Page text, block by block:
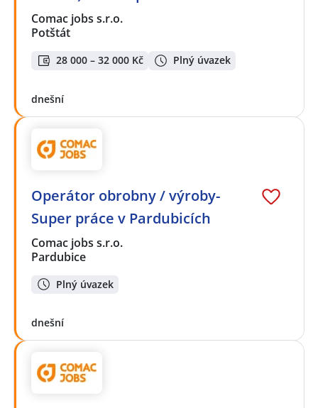
Comac jobs s.r.o.
Potštát
28 000 – 32 000 Kč Plný úvazek
dnešní
Operátor obrobny / výroby-
Super práce v Pardubicích
Comac jobs s.r.o.
Pardubice
Plný úvazek
dnešní